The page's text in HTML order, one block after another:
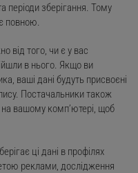
періоди зберігання. Тому
повною.
від того, чи є у вас
в нього. Якщо ви
ваші дані будуть присвоєні
Постачальники також
вашому комп’ютері, щоб
ці дані в профілях
реклами, дослідження